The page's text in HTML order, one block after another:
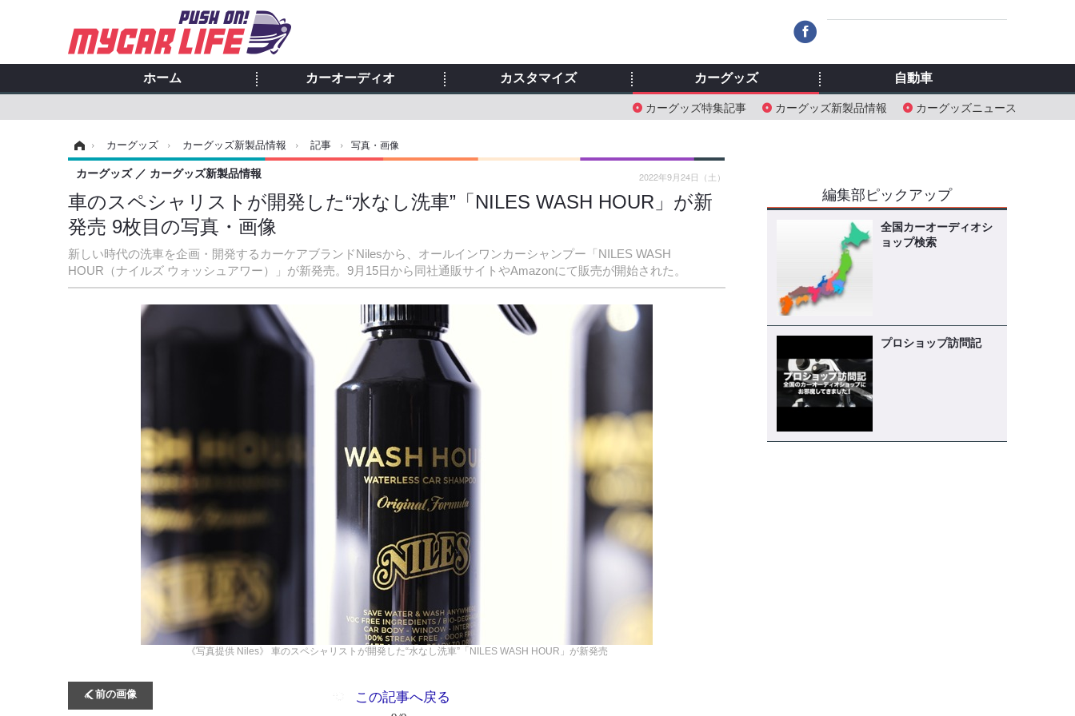
ホーム カーオーディオ カスタマイズ カーグッズ
カーグッズ特集記事 カーグッズ新製品情報 カーグッズニュース
自動車
› カーグッズ › カーグッズ新製品情報 › 記事 › 写真・画像
車のスペシャリストが開発した“水なし洗車”「NILES WASH HOUR」が新
発売 9枚目の写真・画像
新しい時代の洗車を企画・開発するカーケアブランドNilesから、オールインワンカーシャンプー「NILES WASH
HOUR（ナイルズ ウォッシュアワー）」が新発売。9月15日から同社通販サイトやAmazonにて販売が開始された。
カーグッズ カーグッズ新製品情報 2022年9月24日（土）
《写真提供 Niles》 車のスペシャリストが開発した“水なし洗車”「NILES WASH HOUR」が新発売
前の画像 この記事へ戻る
編集部ピックアップ
全国カーオーディオシ
ョップ検索
プロショップ訪問記